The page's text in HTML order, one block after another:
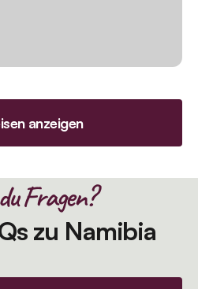
anzeigen
Fragen?
zu Namibia